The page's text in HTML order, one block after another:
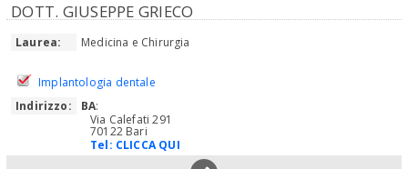
DOTT. GIUSEPPE GRIECO
Laurea: Medicina e Chirurgia
Implantologia dentale
Indirizzo:
BA:
Via Calefati 291
70122 Bari
Tel: CLICCA QUI